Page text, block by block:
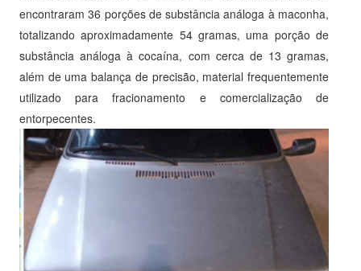
encontraram 36 porções de substância análoga à maconha,
totalizando aproximadamente 54 gramas, uma porção de
substância análoga à cocaína, com cerca de 13 gramas,
além de uma balança de precisão, material frequentemente
utilizado para fracionamento e comercialização de
entorpecentes.